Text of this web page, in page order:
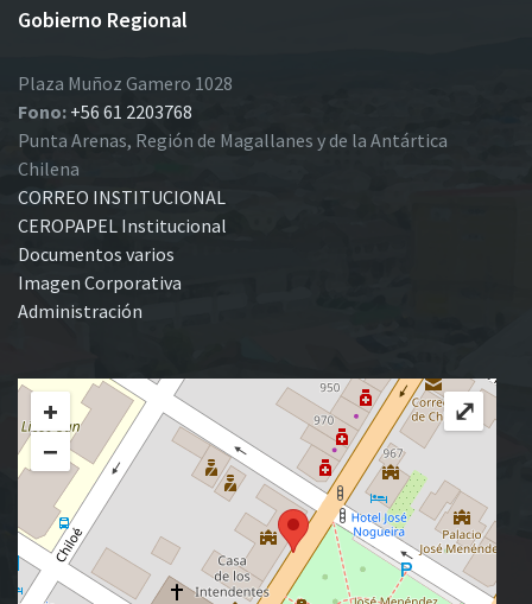
Gobierno Regional
Plaza Muñoz Gamero 1028
Fono: +56 61 2203768
Punta Arenas, Región de Magallanes y de la Antártica
Chilena
CORREO INSTITUCIONAL
CEROPAPEL Institucional
Documentos varios
Imagen Corporativa
Administración
+
−
⤢